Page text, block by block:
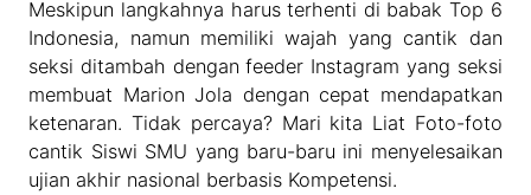
Meskipun langkahnya harus terhenti di babak Top 6
Indonesia, namun memiliki wajah yang cantik dan
seksi ditambah dengan feeder Instagram yang seksi
membuat Marion Jola dengan cepat mendapatkan
ketenaran. Tidak percaya? Mari kita Liat Foto-foto
cantik Siswi SMU yang baru-baru ini menyelesaikan
ujian akhir nasional berbasis Kompetensi.